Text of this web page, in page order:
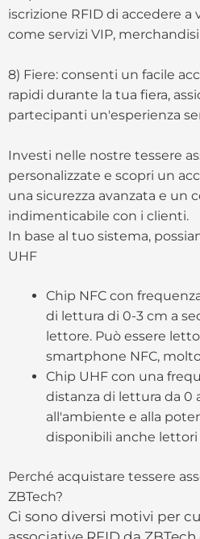
iscrizione RFID di accedere a
come servizi VIP,
8) Fiere: consenti un facile
rapidi durante la tua fiera,
partecipanti un'esperienza
Investi nelle nostre tessere
personalizzate e scopri un
una sicurezza avanzata e un
indimenticabile con i clienti.
In base al tuo sistema,
UHF
Chip NFC con
di lettura di 0-3 cm a
lettore. Può essere
smartphone NFC,
Chip UHF con una
distanza di lettura da 0
all'ambiente e alla
disponibili anche lettori
Perché acquistare tessere
ZBTech?
Ci sono diversi motivi per